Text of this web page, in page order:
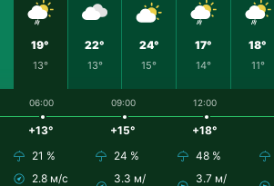
19°
13°
22°
13°
24°
15°
17°
14°
18°
11°
06:00
+13°
21 %
2.8 м/с
09:00
+15°
24 %
3.3 м/
12:00
+18°
48 %
3.7 м/